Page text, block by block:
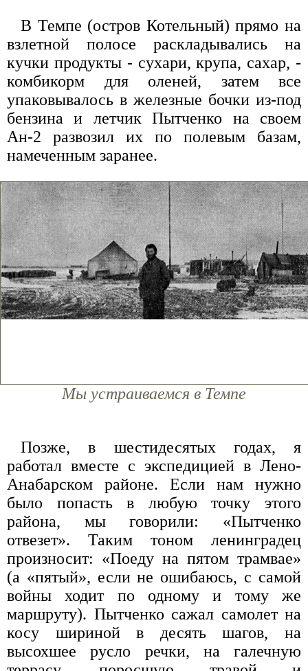
В Темпе (остров Котельный) прямо на
взлетной полосе раскладывались на
кучки продукты - сухари, крупа, сахар, -
комбикорм для оленей, затем все
упаковывалось в железные бочки из-под
бензина и летчик Пытченко на своем
Ан-2 развозил их по полевым базам,
намеченным заранее.
Мы устраиваемся в Темпе
Позже, в шестидесятых годах, я
работал вместе с экспедицией в Лено-
Анабарском районе. Если нам нужно
было попасть в любую точку этого
района, мы говорили: «Пытченко
отвезет». Таким тоном ленинградец
произносит: «Поеду на пятом трамвае»
(а «пятый», если не ошибаюсь, с самой
войны ходит по одному и тому же
маршруту). Пытченко сажал самолет на
косу шириной в десять шагов, на
высохшее русло речки, на галечную